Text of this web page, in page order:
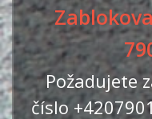
Požadujete
číslo